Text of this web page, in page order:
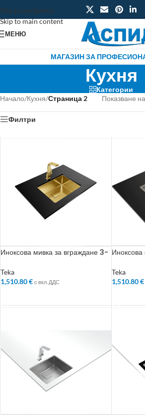
Skip to navigation
Skip to main content
МЕНЮ
МАГАЗИН ЗА
Кухня
Категории
Начало/Кухня/Страница 2 Показване
Филтри
Иноксова мивка за вграждане 3-
отвор 60 см
Teka
1,510.80€ с вкл. ДДС
отвор 60
Teka
1,510.80€